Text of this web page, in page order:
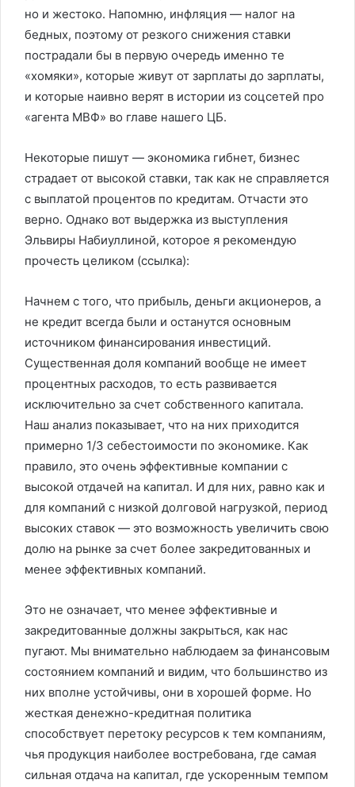
но и жестоко. Напомню, инфляция — налог на
бедных, поэтому от резкого снижения ставки
пострадали бы в первую очередь именно те
«хомяки», которые живут от зарплаты до зарплаты,
и которые наивно верят в истории из соцсетей про
«агента МВФ» во главе нашего ЦБ.
Некоторые пишут — экономика гибнет, бизнес
страдает от высокой ставки, так как не справляется
с выплатой процентов по кредитам. Отчасти это
верно. Однако вот выдержка из выступления
Эльвиры Набиуллиной, которое я рекомендую
прочесть целиком (ссылка):
Начнем с того, что прибыль, деньги акционеров, а
не кредит всегда были и останутся основным
источником финансирования инвестиций.
Существенная доля компаний вообще не имеет
процентных расходов, то есть развивается
исключительно за счет собственного капитала.
Наш анализ показывает, что на них приходится
примерно 1/3 себестоимости по экономике. Как
правило, это очень эффективные компании с
высокой отдачей на капитал. И для них, равно как и
для компаний с низкой долговой нагрузкой, период
высоких ставок — это возможность увеличить свою
долю на рынке за счет более закредитованных и
менее эффективных компаний.
Это не означает, что менее эффективные и
закредитованные должны закрыться, как нас
пугают. Мы внимательно наблюдаем за финансовым
состоянием компаний и видим, что большинство из
них вполне устойчивы, они в хорошей форме. Но
жесткая денежно-кредитная политика
способствует перетоку ресурсов к тем компаниям,
чья продукция наиболее востребована, где самая
сильная отдача на капитал, где ускоренным темпом